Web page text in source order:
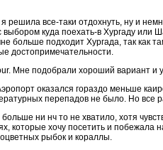
решила все-таки отдохнуть, ну и
выбором куда поехать-в Хургаду
больше подходит Хургада, так как
достопримечательности.
Мне подобрали хороший вариант и
оказался гораздо меньше
перепадов не было. Но все
ни нч то не хватило, хотя
которые хочу посетить и побежала
рыбок и кораллы.